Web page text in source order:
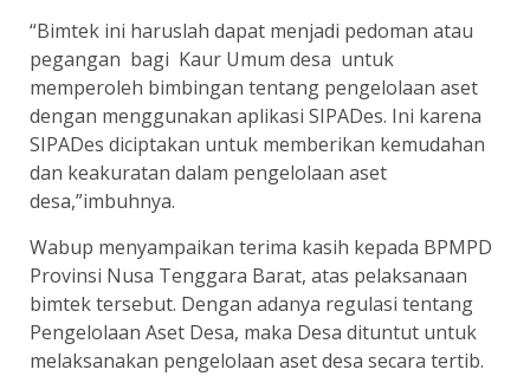
“Bimtek ini haruslah dapat menjadi pedoman atau
pegangan bagi Kaur Umum desa untuk
memperoleh bimbingan tentang pengelolaan aset
dengan menggunakan aplikasi SIPADes. Ini karena
SIPADes diciptakan untuk memberikan kemudahan
dan keakuratan dalam pengelolaan aset
desa,”imbuhnya.
Wabup menyampaikan terima kasih kepada BPMPD
Provinsi Nusa Tenggara Barat, atas pelaksanaan
bimtek tersebut. Dengan adanya regulasi tentang
Pengelolaan Aset Desa, maka Desa dituntut untuk
melaksanakan pengelolaan aset desa secara tertib.